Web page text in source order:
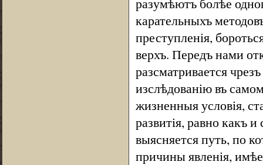
карательныхъ
преступленія,
верхъ. Передъ нами
разсматривается
изслѣдованію въ
жизненныя условія,
развитія, равно какъ
выясняется путь, по
причины явленія,